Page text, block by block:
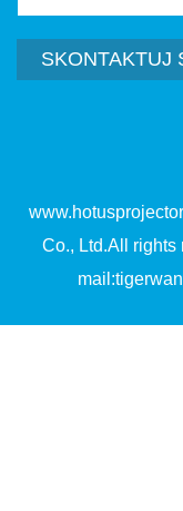
SKONTAKTUJ
Co., Ltd.All rights